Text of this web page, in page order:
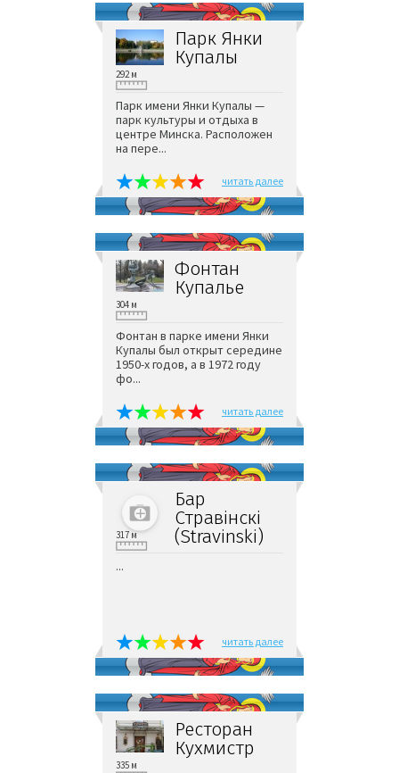
Парк Янки
Купалы
292 м
Парк имени Янки Купалы —
парк культуры и отдыха в
центре Минска. Расположен
на пере...
читать далее
Фонтан
Купалье
304 м
Фонтан в парке имени Янки
Купалы был открыт середине
1950-х годов, а в 1972 году
фо...
читать далее
Бар
Стравiнскi
(Stravinski)
317 м
...
читать далее
Ресторан
Кухмистр
335 м